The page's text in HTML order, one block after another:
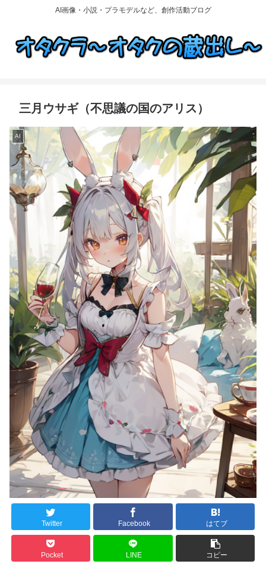
AI画像・小説・プラモデルなど、創作活動ブログ
三月ウサギ（不思議の国のアリス）
AI
Twitter Facebook はてブ
Pocket LINE コピー